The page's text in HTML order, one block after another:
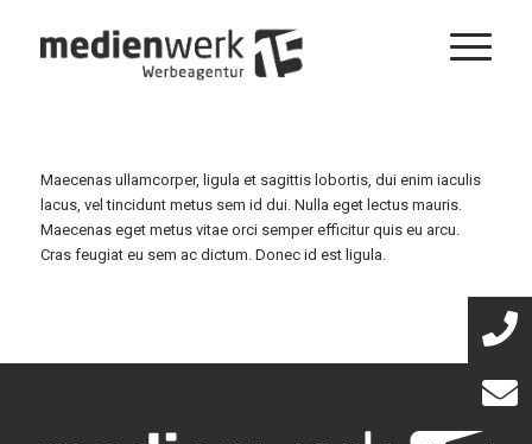
Maecenas ullamcorper, ligula et sagittis lobortis, dui enim iaculis
lacus, vel tincidunt metus sem id dui. Nulla eget lectus mauris.
Maecenas eget metus vitae orci semper efficitur quis eu arcu.
Cras feugiat eu sem ac dictum. Donec id est ligula.